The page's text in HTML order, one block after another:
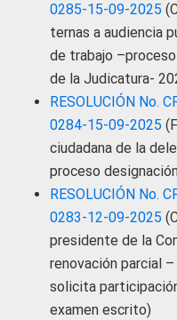
0285-15-09-2025
ternas a audiencia
de trabajo
de la Judicatura-
RESOLUCIÓN No.
0284-15-09-2025
ciudadana de la
proceso
RESOLUCIÓN No.
0283-12-09-2025
presidente de la
renovación parcial
solicita
examen escrito)